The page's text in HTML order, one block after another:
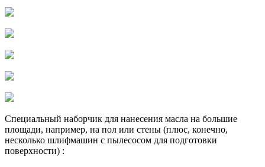
Специальный наборчик для нанесения масла на большие
площади, например, на пол или стены (плюс, конечно,
несколько шлифмашин с пылесосом для подготовки
поверхности) :